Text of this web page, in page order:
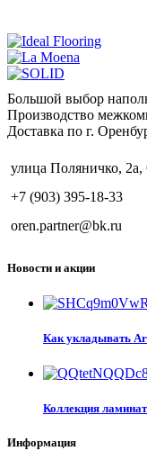
Большой выбор
Производство
Доставка по г.
улица Поляничко, 2а,
+7 (903) 395-18-33
oren.partner@bk.ru
Новости и акции
Как укладывать
Коллекция
Информация